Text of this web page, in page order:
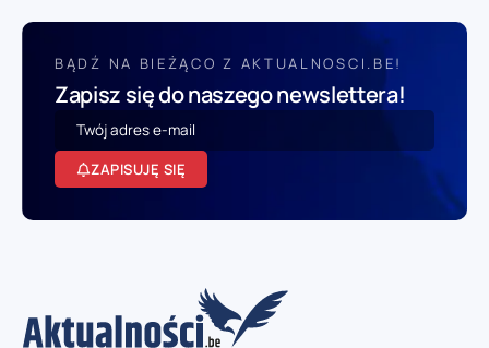
BĄDŹ NA BIEŻĄCO Z AKTUALNOSCI.BE!
Zapisz się do naszego newslettera!
ZAPISUJĘ SIĘ